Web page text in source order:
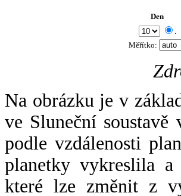
Den
.
Měřítko:
Na obrázku je v
ve Sluneční
podle vzdálenosti
planetky vykreslila
které lze změnit z